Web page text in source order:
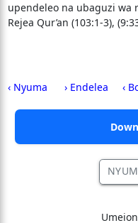
upendeleo na ubaguzi wa
Rejea Qur’an (103:1-3),
‹ Nyuma › Endelea ‹